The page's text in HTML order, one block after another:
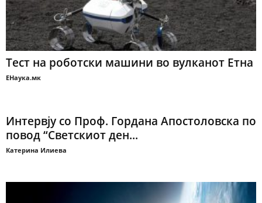
Тест на роботски машини во вулканот Етна
ЕНаука.мк
Интервју со Проф. Гордана Апостоловска по
повод “Светскиот ден...
Катерина Илиева